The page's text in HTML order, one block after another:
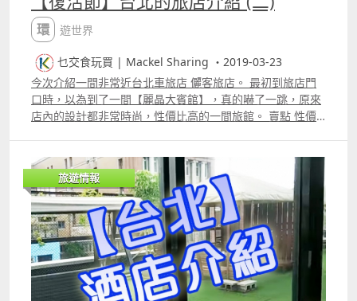
環遊世界
乜交食玩買 | Mackel Sharing ・2019-03-23
今次介紹一間非常近台北車旅店 儷客旅店。 最初到旅店門
口時，以為到了一間【麗晶大賓館】，真的嚇了一跳，原來
店內的設計都非常時尚，性價比高的一間旅館。 賣點 性價
旅遊情報